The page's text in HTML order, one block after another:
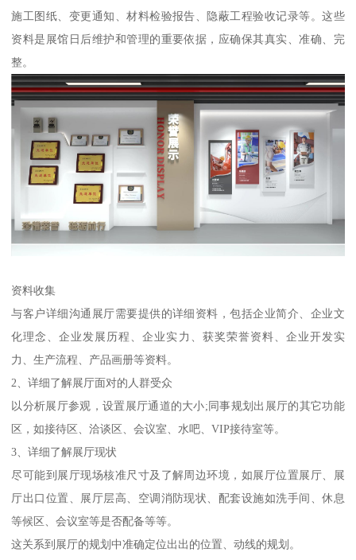
施工图纸、变更通知、材料检验报告、隐蔽工程验收记录等。这些
资料是展馆日后维护和管理的重要依据，应确保其真实、准确、完
整。
资料收集
与客户详细沟通展厅需要提供的详细资料，包括企业简介、企业文
化理念、企业发展历程、企业实力、获奖荣誉资料、企业开发实
力、生产流程、产品画册等资料。
2、详细了解展厅面对的人群受众
以分析展厅参观，设置展厅通道的大小;同事规划出展厅的其它功能
区，如接待区、洽谈区、会议室、水吧、VIP接待室等。
3、详细了解展厅现状
尽可能到展厅现场核准尺寸及了解周边环境，如展厅位置展厅、展
厅出口位置、展厅层高、空调消防现状、配套设施如洗手间、休息
等候区、会议室等是否配备等等。
这关系到展厅的规划中准确定位出出的位置、动线的规划。